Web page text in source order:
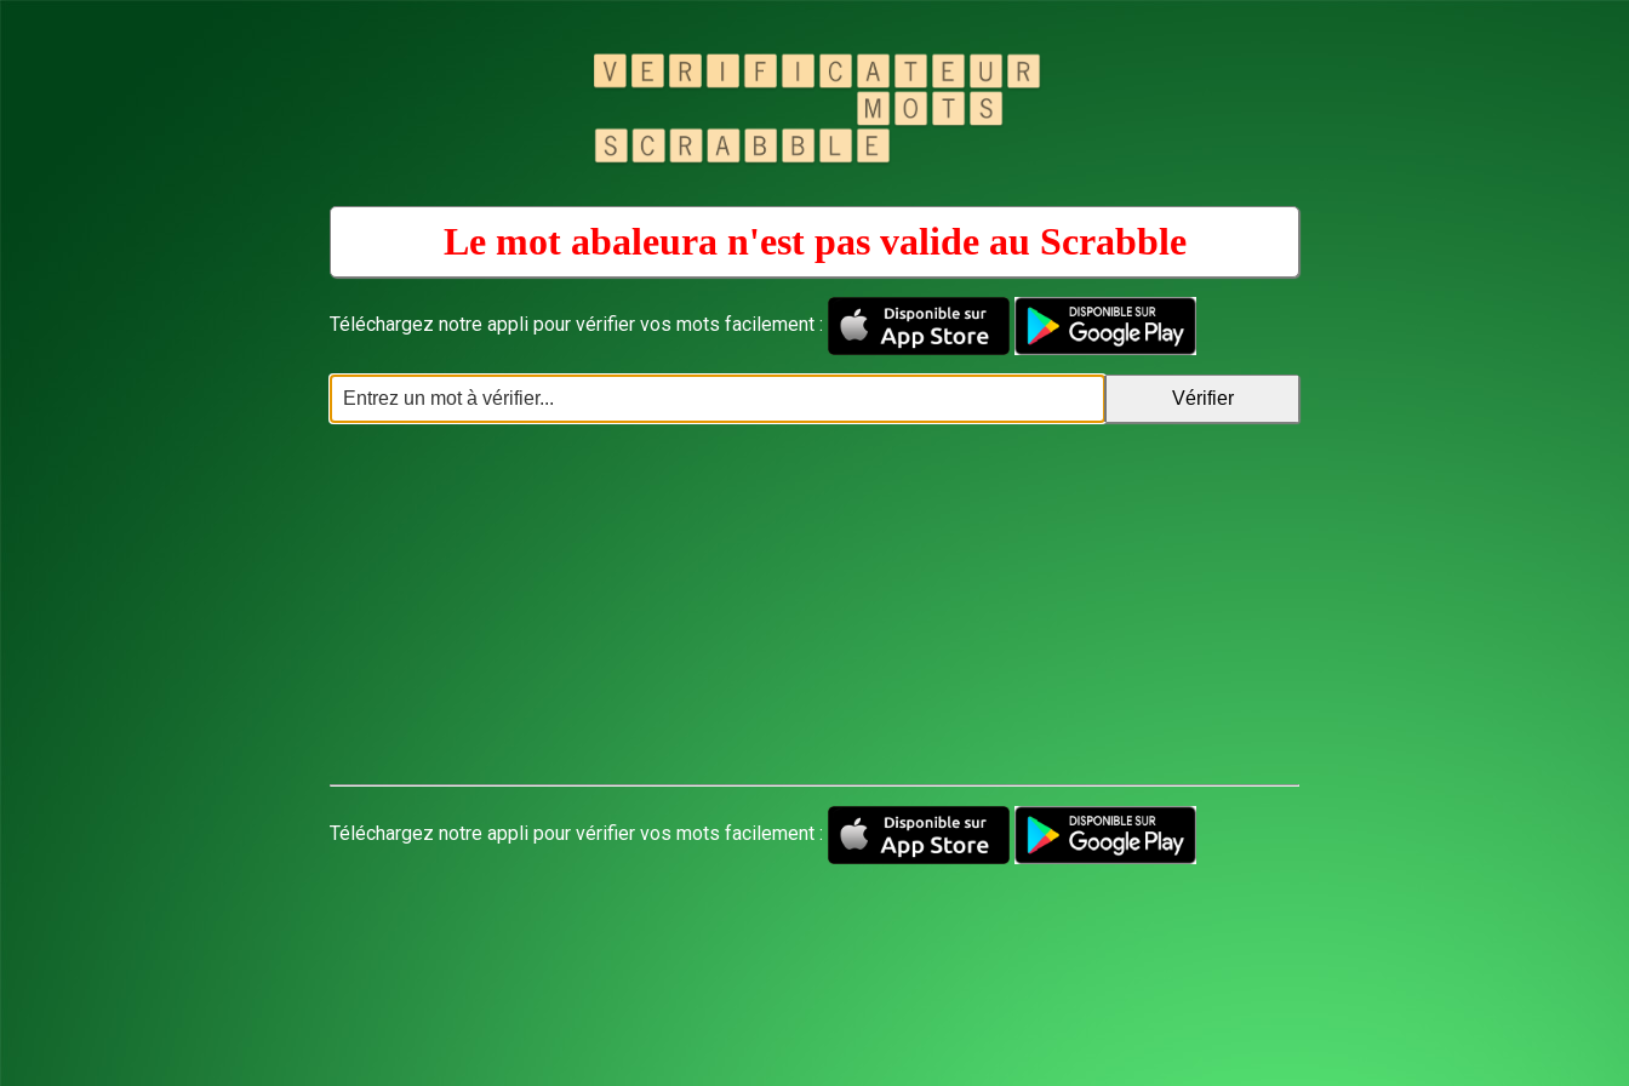
Le mot abaleura n'est pas valide au Scrabble
Téléchargez notre appli pour vérifier vos mots facilement :
Téléchargez notre appli pour vérifier vos mots facilement :